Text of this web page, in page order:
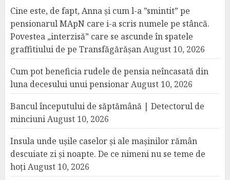
Cine este, de fapt, Anna și cum l-a ”smintit” pe
pensionarul MApN care i-a scris numele pe stâncă.
Povestea „interzisă” care se ascunde în spatele
graffitiului de pe TransfăgărășanAugust 10, 2026
Cum pot beneficia rudele de pensia neîncasată din
luna decesului unui pensionarAugust 10, 2026
Bancul începutului de săptămână | Detectorul de
minciuniAugust 10, 2026
Insula unde ușile caselor și ale mașinilor rămân
descuiate zi și noapte. De ce nimeni nu se teme de
hoțiAugust 10, 2026